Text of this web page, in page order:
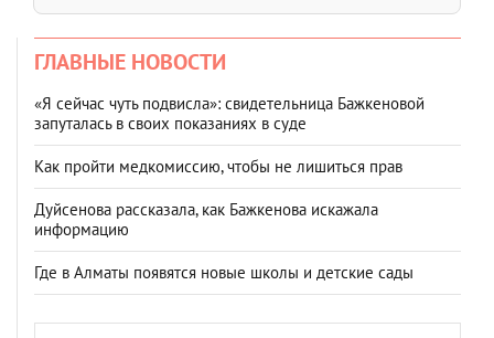
ГЛАВНЫЕ НОВОСТИ
«Я сейчас чуть подвисла»: свидетельница Бажкеновой
запуталась в своих показаниях в суде
Как пройти медкомиссию, чтобы не лишиться прав
Дуйсенова рассказала, как Бажкенова искажала
информацию
Где в Алматы появятся новые школы и детские сады